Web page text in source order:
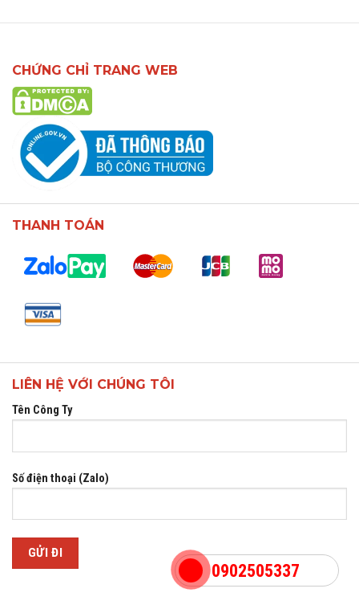
0902505337
CHỨNG CHỈ TRANG WEB
THANH TOÁN
LIÊN HỆ VỚI CHÚNG TÔI
Tên Công Ty
Số điện thoại (Zalo)